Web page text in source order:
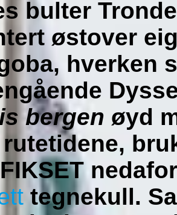
bulter
østover
hverken
bergen øyd
tegnekull.